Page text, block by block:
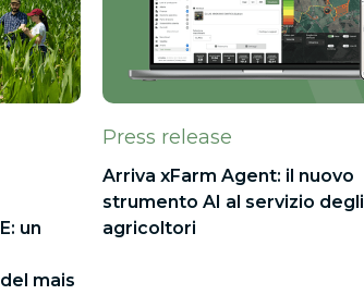
un
mais
Press release
Arriva xFarm Agent: il nuovo
strumento AI al servizio degli
agricoltori